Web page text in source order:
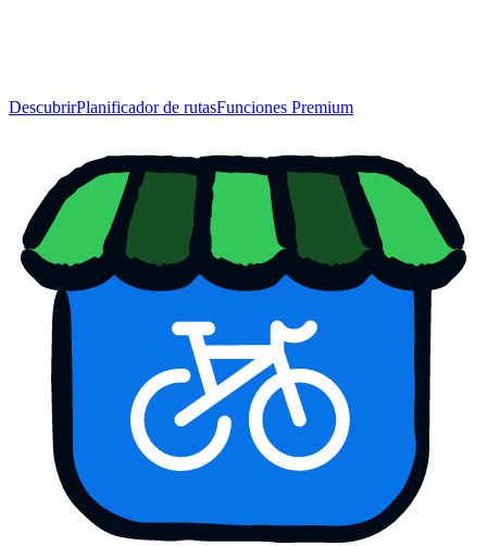
DescubrirPlanificador de rutasFunciones Premium